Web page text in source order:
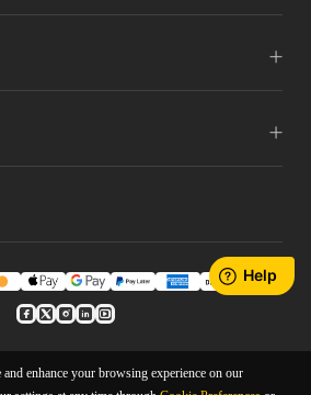
and enhance your browsing experience on our